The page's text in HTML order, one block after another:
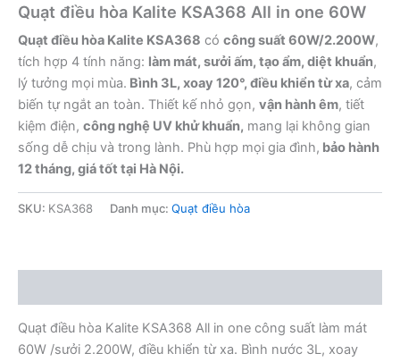
Quạt điều hòa Kalite KSA368 All in one 60W
Quạt điều hòa Kalite KSA368 có công suất 60W/2.200W,
tích hợp 4 tính năng: làm mát, sưởi ấm, tạo ẩm, diệt khuẩn,
lý tưởng mọi mùa. Bình 3L, xoay 120°, điều khiển từ xa, cảm
biến tự ngắt an toàn. Thiết kế nhỏ gọn, vận hành êm, tiết
kiệm điện, công nghệ UV khử khuẩn, mang lại không gian
sống dễ chịu và trong lành. Phù hợp mọi gia đình, bảo hành
12 tháng, giá tốt tại Hà Nội.
SKU: KSA368 Danh mục: Quạt điều hòa
Quạt điều hòa Kalite KSA368 All in one công suất làm mát
60W /sưởi 2.200W, điều khiển từ xa. Bình nước 3L, xoay